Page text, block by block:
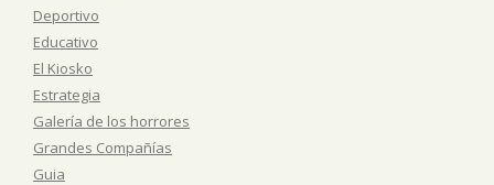
Deportivo
Educativo
El Kiosko
Estrategia
Galería de los horrores
Grandes Compañías
Guia